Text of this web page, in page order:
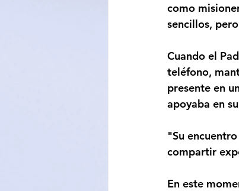
como
sencillos,
Cuando el
teléfono,
presente en
apoyaba en
"Su
compartir
En este